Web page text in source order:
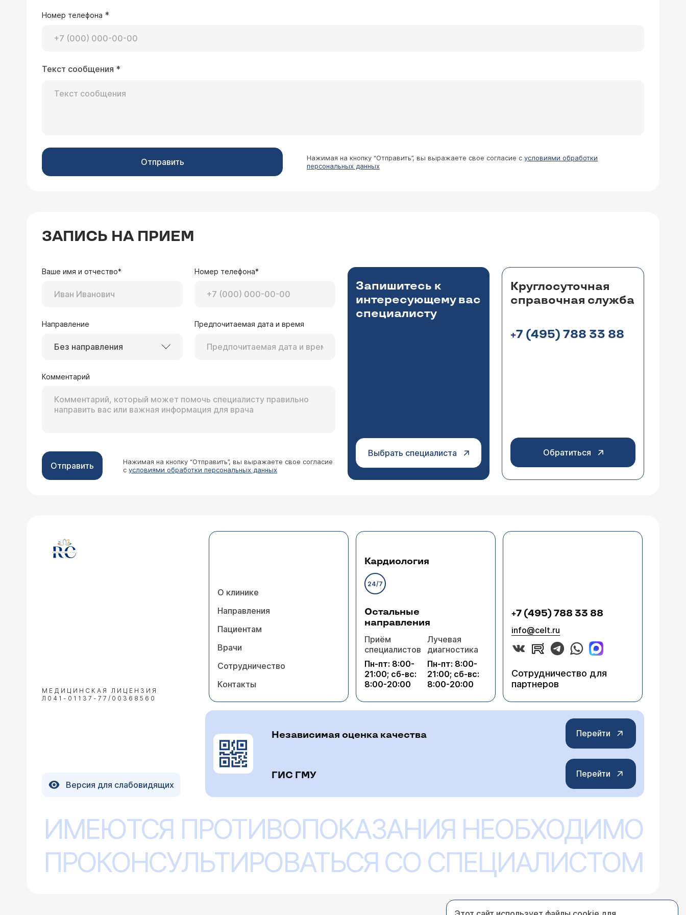
Номер телефона *
Текст сообщения *
Отправить Нажимая на кнопку “Отправить”, вы выражаете свое согласие сусловиями обработки
персональных данных
ЗАПИСЬ НА ПРИЕМ
Ваше имя и отчество* Номер телефона*
Направление
Без направления
Предпочитаемая дата и время
Комментарий
Отправить
Нажимая на кнопку “Отправить”, вы выражаете свое согласие
с условиями обработки персональных данных
Запишитесь к
интересующему вас
специалисту
Выбрать специалиста
Круглосуточная
справочная служба
+7 (495) 788 33 88
Обратиться
МЕДИЦИНСКАЯ ЛИЦЕНЗИЯ
Л041-01137-77/00368560
О клинике
Направления
Пациентам
Врачи
Сотрудничество
Контакты
Кардиология
24/7
Остальные
направления
Приём
специалистов
Пн-пт: 8:00-
21:00; сб-вс:
8:00-20:00
Лучевая
диагностика
Пн-пт: 8:00-
21:00; сб-вс:
8:00-20:00
+7 (495) 788 33 88
info@celt.ru
Сотрудничество для
партнеров
Версия для слабовидящих
Независимая оценка качества Перейти
ГИС ГМУ Перейти
ИМЕЮТСЯ ПРОТИВОПОКАЗАНИЯ НЕОБХОДИМО
ПРОКОНСУЛЬТИРОВАТЬСЯ СО СПЕЦИАЛИСТОМ